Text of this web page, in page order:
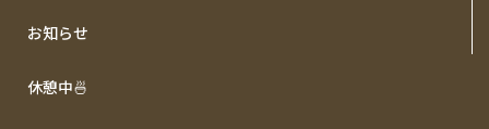
お知らせ
休憩中🍜